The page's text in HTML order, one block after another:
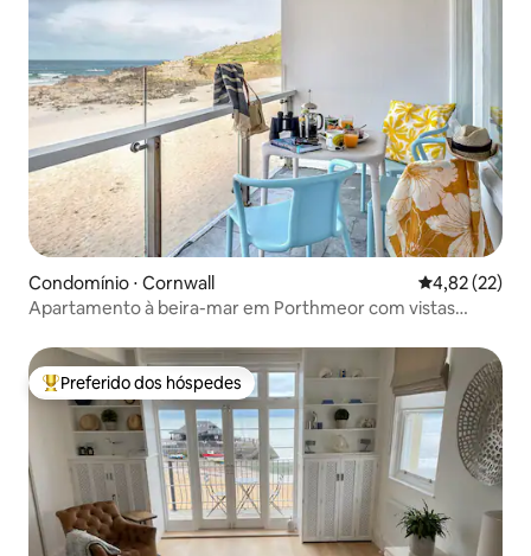
Condomínio ⋅ Cornwall 4,82 de uma
4,82 (22)
Apartamento à beira-mar em Porthmeor com vistas
Entre os melhores preferidos dos hóspedes
Preferido dos hóspedes